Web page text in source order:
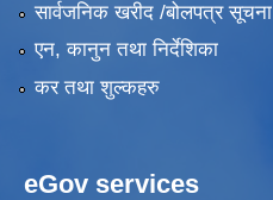
सार्वजनिक खरीद /बोलपत्र सूचना
एन, कानुन तथा निर्देशिका
कर तथा शुल्कहरु
eGov services